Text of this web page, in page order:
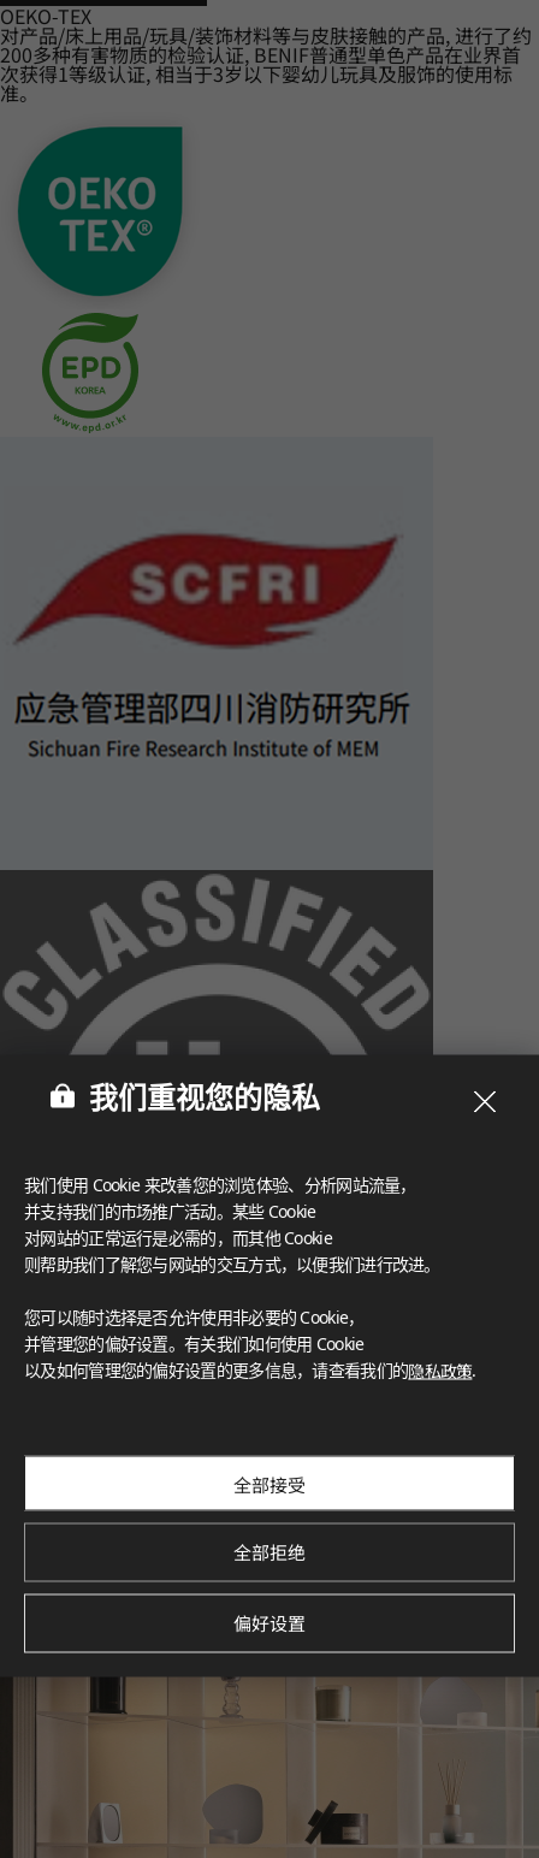
OEKO-TEX
对产品/床上用品/玩具/装饰材料等与皮肤接触的产品, 进行了约
200多种有害物质的检验认证, BENIF普通型单色产品在业界首
次获得1等级认证, 相当于3岁以下婴幼儿玩具及服饰的使用标
准。
What These Certifications Mean
灵感画廊
我们重视您的隐私
我们使用 Cookie 来改善您的浏览体验、分析网站流量，
并支持我们的市场推广活动。某些 Cookie
对网站的正常运行是必需的，而其他 Cookie
则帮助我们了解您与网站的交互方式，以便我们进行改进。
您可以随时选择是否允许使用非必要的 Cookie，
并管理您的偏好设置。有关我们如何使用 Cookie
以及如何管理您的偏好设置的更多信息，请查看我们的隐私政策.
全部接受
全部拒绝
偏好设置